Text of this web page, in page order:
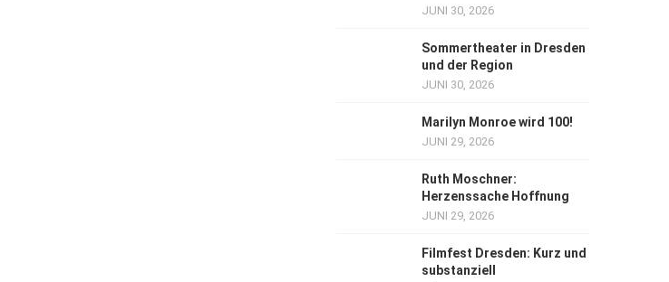
JUNI 30, 2026
Sommertheater in Dresden
und der Region
JUNI 30, 2026
Marilyn Monroe wird 100!
JUNI 29, 2026
Ruth Moschner:
Herzenssache Hoffnung
JUNI 29, 2026
Filmfest Dresden: Kurz und
substanziell